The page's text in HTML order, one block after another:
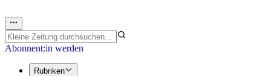
Abonnent:in werden
Rubriken